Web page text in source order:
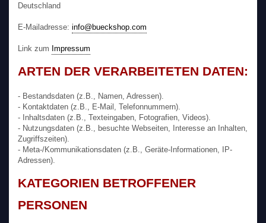
Deutschland
E-Mailadresse: info@bueckshop.com
Link zum Impressum
ARTEN DER VERARBEITETEN DATEN:
- Bestandsdaten (z.B., Namen, Adressen).
- Kontaktdaten (z.B., E-Mail, Telefonnummern).
- Inhaltsdaten (z.B., Texteingaben, Fotografien, Videos).
- Nutzungsdaten (z.B., besuchte Webseiten, Interesse an Inhalten,
Zugriffszeiten).
- Meta-/Kommunikationsdaten (z.B., Geräte-Informationen, IP-
Adressen).
KATEGORIEN BETROFFENER
PERSONEN